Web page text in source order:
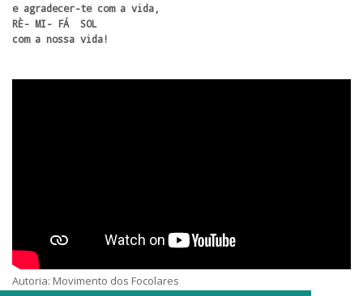
e agradecer-te com a vida,
RÈ- MI- FÁ  SOL
com a nossa vida!
Autoria: Movimento dos Focolares